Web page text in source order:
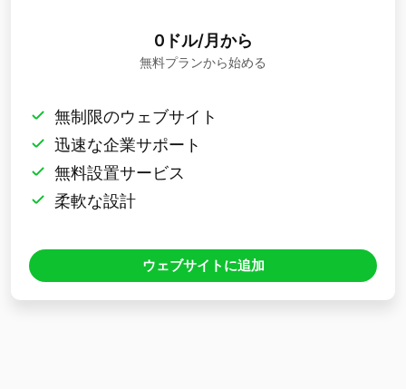
0ドル/月から
無料プランから始める
無制限のウェブサイト
迅速な企業サポート
無料設置サービス
柔軟な設計
ウェブサイトに追加